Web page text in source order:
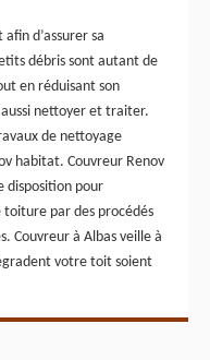
d’assurer sa
débris sont autant de
en réduisant son
nettoyer et traiter.
de nettoyage
habitat. Couvreur Renov
disposition pour
par des procédés
Couvreur à Albas veille à
votre toit soient